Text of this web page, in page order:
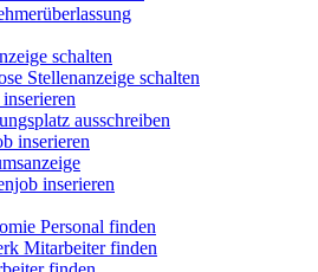
schalten
Stellenanzeige schalten
ausschreiben
inserieren
inserieren
Personal finden
Mitarbeiter finden